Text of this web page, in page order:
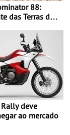
88:
das Terras de
deve
ao mercado